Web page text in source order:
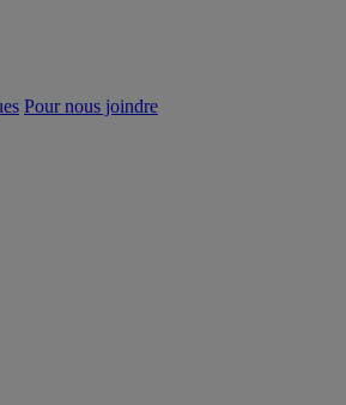
Pour nous joindre